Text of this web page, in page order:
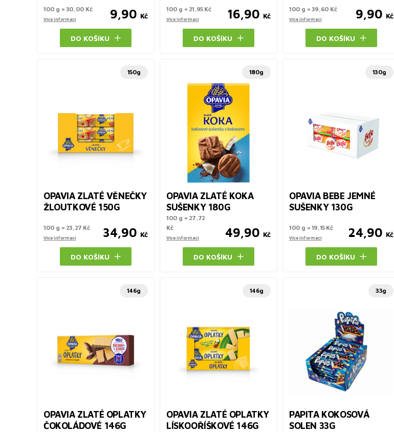
100 g = 30,00 Kč
Více informací 9,90 Kč
DO KOŠÍKU
100 g = 21,95 Kč
Více informací 16,90 Kč
DO KOŠÍKU
100 g = 39,60 Kč
Více informací 9,90 Kč
DO KOŠÍKU
150g
OPAVIA ZLATÉ VĚNEČKY
ŽLOUTKOVÉ 150G
100 g = 23,27 Kč
Více informací 34,90 Kč
DO KOŠÍKU
180g
OPAVIA ZLATÉ KOKA
SUŠENKY 180G
100 g = 27,72
Kč
Více informací 49,90 Kč
DO KOŠÍKU
130g
OPAVIA BEBE JEMNÉ
SUŠENKY 130G
100 g = 19,15 Kč
Více informací 24,90 Kč
DO KOŠÍKU
146g
OPAVIA ZLATÉ OPLATKY
ČOKOLÁDOVÉ 146G
146g
OPAVIA ZLATÉ OPLATKY
LÍSKOOŘÍŠKOVÉ 146G
33g
PAPITA KOKOSOVÁ
SOLEN 33G